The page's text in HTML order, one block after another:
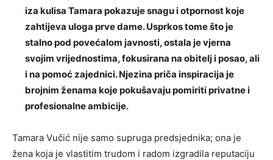
iza kulisa Tamara pokazuje snagu i otpornost koje
zahtijeva uloga prve dame. Usprkos tome što je
stalno pod povećalom javnosti, ostala je vjerna
svojim vrijednostima, fokusirana na obitelj i posao, ali
i na pomoć zajednici. Njezina priča inspiracija je
brojnim ženama koje pokušavaju pomiriti privatne i
profesionalne ambicije.
Tamara Vučić nije samo supruga predsjednika; ona je
žena koja je vlastitim trudom i radom izgradila reputaciju